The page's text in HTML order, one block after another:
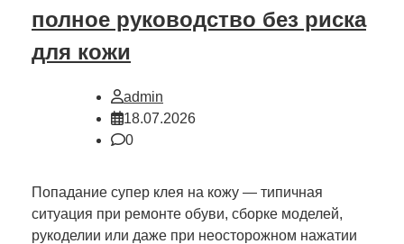
полное руководство без риска
для кожи
admin
18.07.2026
0
Попадание супер клея на кожу — типичная
ситуация при ремонте обуви, сборке моделей,
рукоделии или даже при неосторожном нажатии